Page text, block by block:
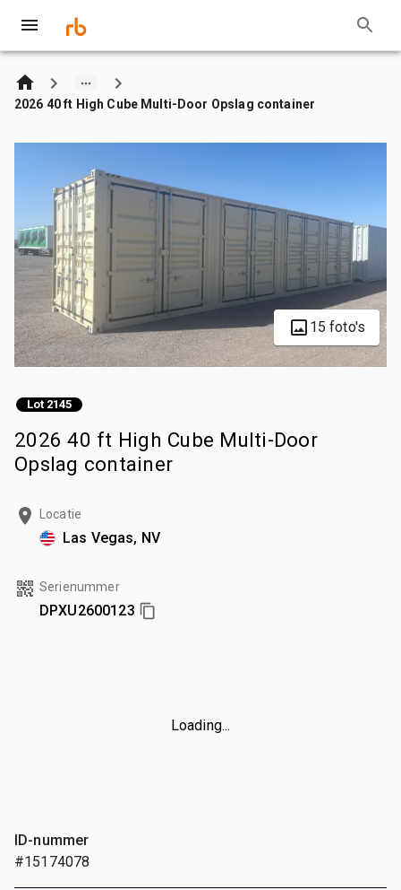
2026 40 ft High Cube Multi-Door Opslag container
15 foto's
Lot 2145
2026 40 ft High Cube Multi-Door
Opslag container
Locatie
Las Vegas, NV
Serienummer
DPXU2600123
Loading...
ID-nummer
#15174078